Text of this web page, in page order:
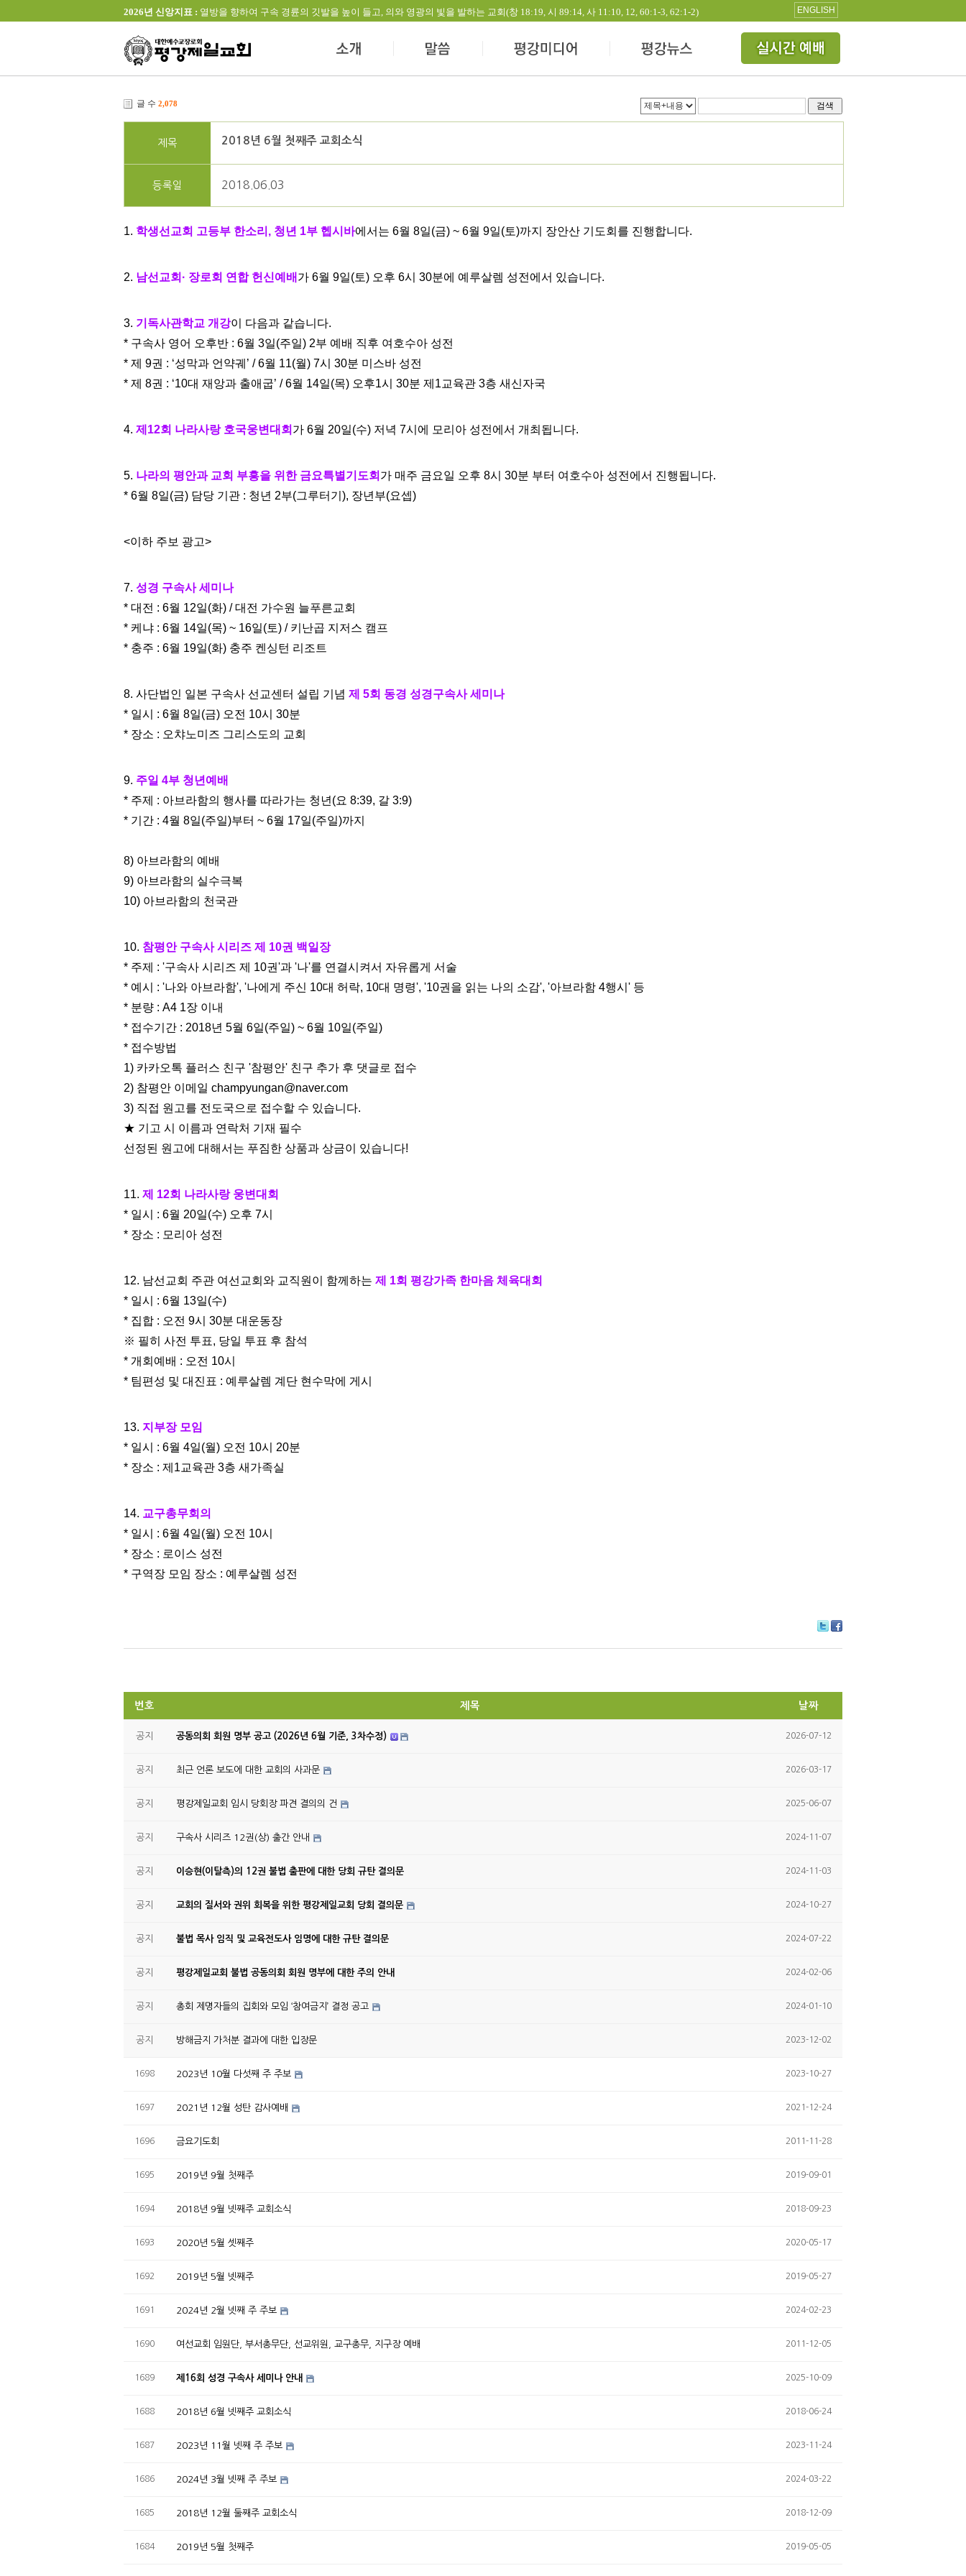
2026년 신앙지표 : 열방을 향하여 구속 경륜의 깃발을 높이 들고, 의와 영광의 빛을 발하는 교회(창 18:19, 시 89:14, 사 11:10, 12, 60:1-3, 62:1-2) ENGLISH
글 수 2,078 검색
제목 2018년 6월 첫째주 교회소식
등록일 2018.06.03
1. 학생선교회 고등부 한소리, 청년 1부 헵시바에서는 6월 8일(금) ~ 6월 9일(토)까지 장안산 기도회를 진행합니다.
2. 남선교회· 장로회 연합 헌신예배 가 6월 9일(토) 오후 6시 30분에 예루살렘 성전에서 있습니다.
3. 기독사관학교 개강이 다음과 같습니다.
* 구속사 영어 오후반 : 6월 3일(주일) 2부 예배 직후 여호수아 성전
* 제 9권 : ‘성막과 언약궤’ / 6월 11(월) 7시 30분 미스바 성전
* 제 8권 : ‘10대 재앙과 출애굽’ / 6월 14일(목) 오후1시 30분 제1교육관 3층 새신자국
4. 제12회 나라사랑 호국웅변대회 가 6월 20일(수) 저녁 7시에 모리아 성전에서 개최됩니다.
5. 나라의 평안과 교회 부흥을 위한 금요특별기도회 가 매주 금요일 오후 8시 30분 부터 여호수아 성전에서 진행됩니다.
* 6월 8일(금) 담당 기관 : 청년 2부(그루터기), 장년부(요셉)
<이하 주보 광고>
7. 성경 구속사 세미나
* 대전 : 6월 12일(화) / 대전 가수원 늘푸른교회
* 케냐 : 6월 14일(목) ~ 16일(토) / 키난곱 지저스 캠프
* 충주 : 6월 19일(화) 충주 켄싱턴 리조트
8. 사단법인 일본 구속사 선교센터 설립 기념 제 5회 동경 성경구속사 세미나
* 일시 : 6월 8일(금) 오전 10시 30분
* 장소 : 오챠노미즈 그리스도의 교회
9. 주일 4부 청년예배
* 주제 : 아브라함의 행사를 따라가는 청년(요 8:39, 갈 3:9)
* 기간 : 4월 8일(주일)부터 ~ 6월 17일(주일)까지
8) 아브라함의 예배
9) 아브라함의 실수극복
10) 아브라함의 천국관
10. 참평안 구속사 시리즈 제 10권 백일장
* 주제 : '구속사 시리즈 제 10권'과 '나'를 연결시켜서 자유롭게 서술
* 예시 : '나와 아브라함', '나에게 주신 10대 허락, 10대 명령', '10권을 읽는 나의 소감', '아브라함 4행시' 등
* 분량 : A4 1장 이내
* 접수기간 : 2018년 5월 6일(주일) ~ 6월 10일(주일)
* 접수방법
1) 카카오톡 플러스 친구 '참평안' 친구 추가 후 댓글로 접수
2) 참평안 이메일 champyungan@naver.com
3) 직접 원고를 전도국으로 접수할 수 있습니다.
★ 기고 시 이름과 연락처 기재 필수
선정된 원고에 대해서는 푸짐한 상품과 상금이 있습니다!
11. 제 12회 나라사랑 웅변대회
* 일시 : 6월 20일(수) 오후 7시
* 장소 : 모리아 성전
12. 남선교회 주관 여선교회와 교직원이 함께하는 제 1회 평강가족 한마음 체육대회
* 일시 : 6월 13일(수)
* 집합 : 오전 9시 30분 대운동장
※ 필히 사전 투표, 당일 투표 후 참석
* 개회예배 : 오전 10시
* 팀편성 및 대진표 : 예루살렘 계단 현수막에 게시
13. 지부장 모임
* 일시 : 6월 4일(월) 오전 10시 20분
* 장소 : 제1교육관 3층 새가족실
14. 교구총무회의
* 일시 : 6월 4일(월) 오전 10시
* 장소 : 로이스 성전
* 구역장 모임 장소 : 예루살렘 성전
itte ce
번호 제목 날짜
공지 공동의회 회원 명부 공고 (2026년 6월 기준, 3차수정) 2026-07-12
공지 최근 언론 보도에 대한 교회의 사과문 2026-03-17
공지 평강제일교회 임시 당회장 파견 결의의 건 2025-06-07
공지 구속사 시리즈 12권(상) 출간 안내 2024-11-07
공지 이승현(이탈측)의 12권 불법 출판에 대한 당회 규탄 결의문 2024-11-03
공지 교회의 질서와 권위 회복을 위한 평강제일교회 당회 결의문 2024-10-27
공지 불법 목사 임직 및 교육전도사 임명에 대한 규탄 결의문 2024-07-22
공지 평강제일교회 불법 공동의회 회원 명부에 대한 주의 안내 2024-02-06
공지 총회 제명자들의 집회와 모임 ‘참여금지’ 결정 공고 2024-01-10
공지 방해금지 가처분 결과에 대한 입장문 2023-12-02
1698 2023년 10월 다섯째 주 주보 2023-10-27
1697 2021년 12월 성탄 감사예배 2021-12-24
1696 금요기도회 2011-11-28
1695 2019년 9월 첫째주 2019-09-01
1694 2018년 9월 넷째주 교회소식 2018-09-23
1693 2020년 5월 셋째주 2020-05-17
1692 2019년 5월 넷째주 2019-05-27
1691 2024년 2월 넷째 주 주보 2024-02-23
1690 여선교회 임원단, 부서총무단, 선교위원, 교구총무, 지구장 예배 2011-12-05
1689 제16회 성경 구속사 세미나 안내 2025-10-09
1688 2018년 6월 넷째주 교회소식 2018-06-24
1687 2023년 11월 넷째 주 주보 2023-11-24
1686 2024년 3월 넷째 주 주보 2024-03-22
1685 2018년 12월 둘째주 교회소식 2018-12-09
1684 2019년 5월 첫째주 2019-05-05